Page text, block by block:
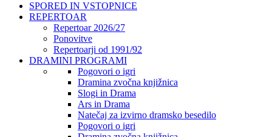
SPORED IN VSTOPNICE
REPERTOAR
Repertoar 2026/27
Ponovitve
Repertoarji od 1991/92
DRAMINI PROGRAMI
Pogovori o igri
Dramina zvočna knjižnica
Slogi in Drama
Ars in Drama
Natečaj za izvirno dramsko besedilo
Pogovori o igri